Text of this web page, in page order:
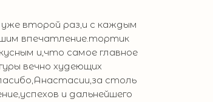
второй раз,и с каждым
впечатление.тортик
и,что самое главное
вечно худеющих
столь
и дальнейшего